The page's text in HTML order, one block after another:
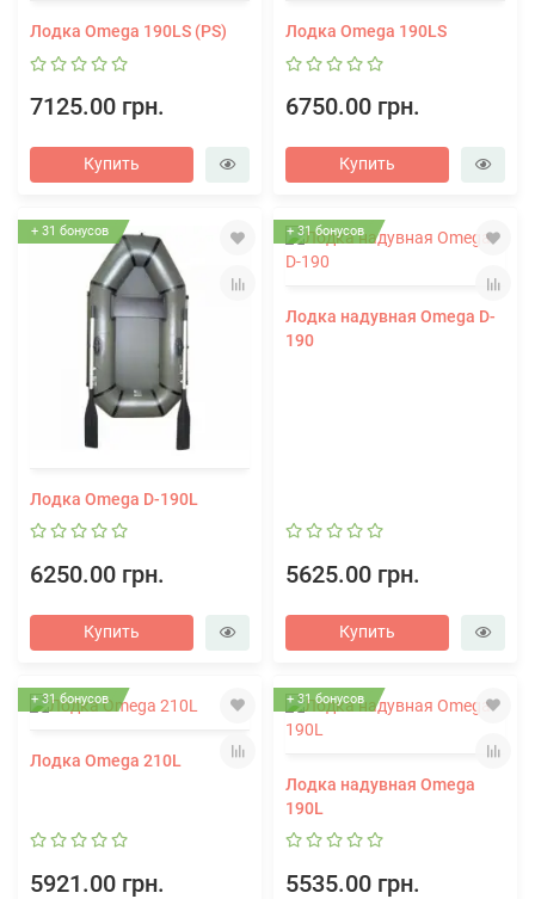
Лодка Omega 190LS (PS)
7125.00 грн.
Купить
Лодка Omega 190LS
6750.00 грн.
Купить
+ 31 бонусов
Лодка Omega D-190L
6250.00 грн.
Купить
+ 31 бонусов
Лодка надувная Omega D-
190
5625.00 грн.
Купить
+ 31 бонусов
Лодка Omega 210L
5921.00 грн.
+ 31 бонусов
Лодка надувная Omega
190L
5535.00 грн.